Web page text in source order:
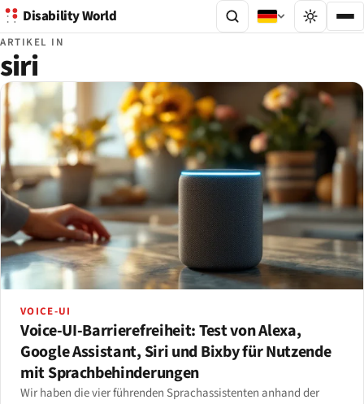
Disability World
ARTIKEL IN
siri
VOICE-UI
Voice-UI-Barrierefreiheit: Test von Alexa,
Google Assistant, Siri und Bixby für Nutzende
mit Sprachbehinderungen
Wir haben die vier führenden Sprachassistenten anhand der